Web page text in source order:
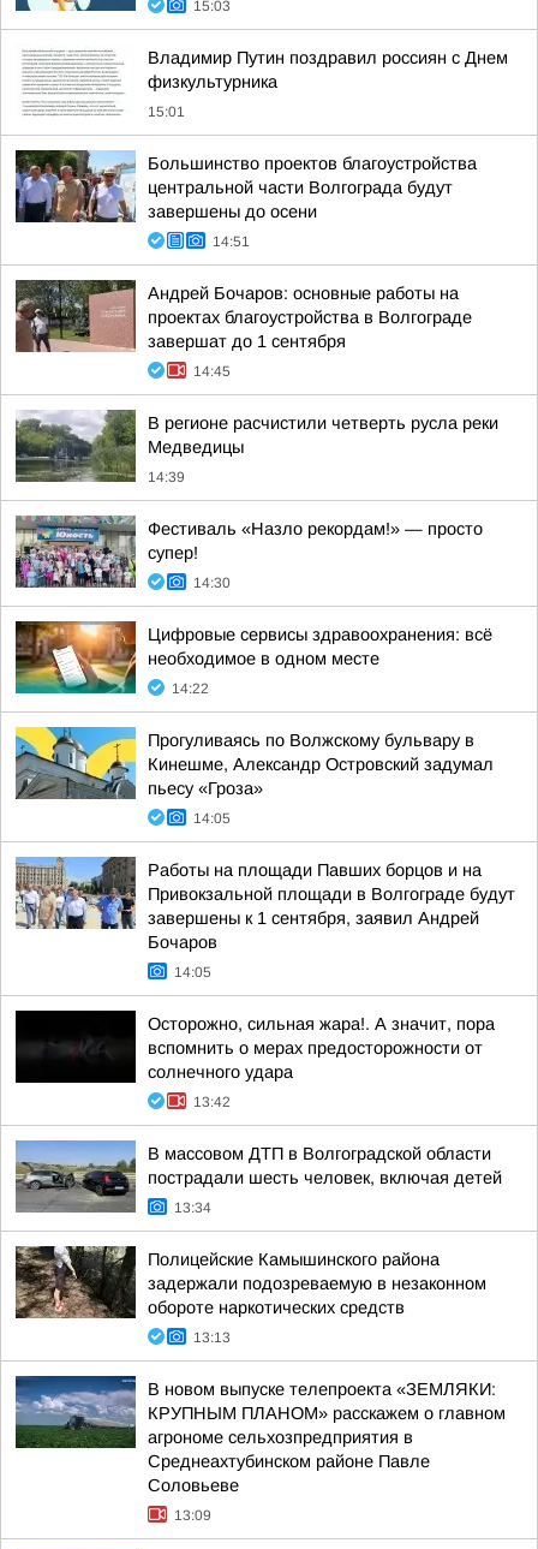
15:03
Владимир Путин поздравил россиян с Днем
физкультурника
15:01
Большинство проектов благоустройства
центральной части Волгограда будут
завершены до осени
14:51
Андрей Бочаров: основные работы на
проектах благоустройства в Волгограде
завершат до 1 сентября
14:45
В регионе расчистили четверть русла реки
Медведицы
14:39
Фестиваль «Назло рекордам!» — просто
супер!
14:30
Цифровые сервисы здравоохранения: всё
необходимое в одном месте
14:22
Прогуливаясь по Волжскому бульвару в
Кинешме, Александр Островский задумал
пьесу «Гроза»
14:05
Работы на площади Павших борцов и на
Привокзальной площади в Волгограде будут
завершены к 1 сентября, заявил Андрей
Бочаров
14:05
Осторожно, сильная жара!. А значит, пора
вспомнить о мерах предосторожности от
солнечного удара
13:42
В массовом ДТП в Волгоградской области
пострадали шесть человек, включая детей
13:34
Полицейские Камышинского района
задержали подозреваемую в незаконном
обороте наркотических средств
13:13
В новом выпуске телепроекта «ЗЕМЛЯКИ:
КРУПНЫМ ПЛАНОМ» расскажем о главном
агрономе сельхозпредприятия в
Среднеахтубинском районе Павле
Соловьеве
13:09